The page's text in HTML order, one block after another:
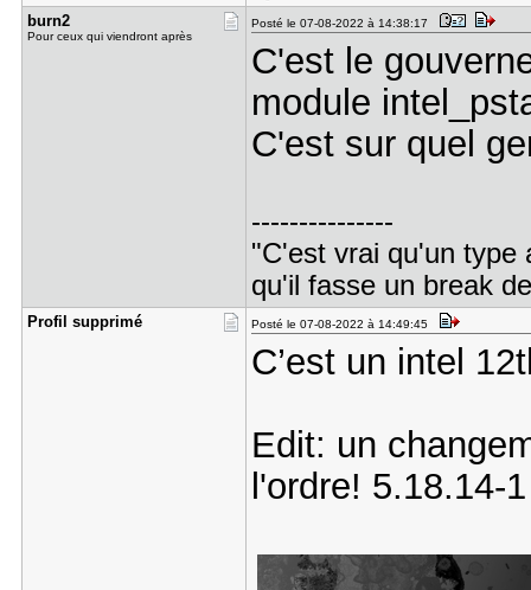
burn2
Pour ceux qui viendront après
Posté le 07-08-2022 à 14:38:17
C'est le
module
C'est sur quel
---------------
"C'est vrai qu'un type
qu'il fasse un break
Profil sup​primé Posté le 07-08-2022 à 14:49:45
C’est un intel
Edit: un
l'ordre! 5.18.14-1